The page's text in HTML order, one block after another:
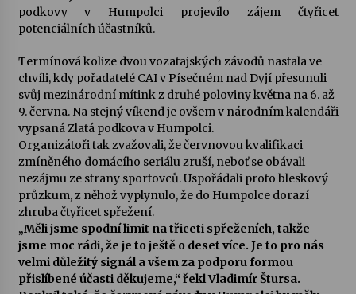
Letní koncerty ve Stromovce: Kolchoz a
Jenakaši
Votavžatský ploty
23. 7. 2026
Letní koncerty ve Stromovce: Rufus Miller
22. 7. 2026
Vysočinka
17. 7. 2026
podkovy v Humpolci projevilo zájem čtyřicet
potenciálních účastníků.
Termínová kolize dvou vozatajských závodů nastala ve
chvíli, kdy pořadatelé CAI v Písečném nad Dyjí přesunuli
svůj mezinárodní mítink z druhé poloviny května na 6. až
9. června. Na stejný víkend je ovšem v národním kalendáři
vypsaná Zlatá podkova v Humpolci.
Organizátoři tak zvažovali, že červnovou kvalifikaci
zmíněného domácího seriálu zruší, neboť se obávali
nezájmu ze strany sportovců. Uspořádali proto bleskový
průzkum, z něhož vyplynulo, že do Humpolce dorazí
zhruba čtyřicet spřežení.
„Měli jsme spodní limit na třiceti spřeženích, takže
jsme moc rádi, že je to ještě o deset více. Je to pro nás
velmi důležitý signál a všem za podporu formou
přislíbené účasti děkujeme,“ řekl Vladimír Štursa.